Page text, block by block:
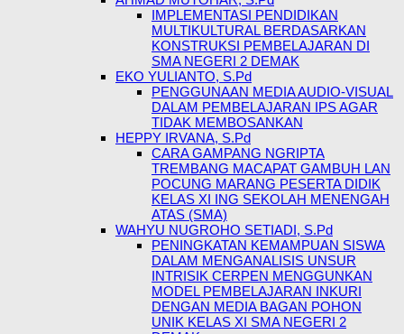
IMPLEMENTASI PENDIDIKAN
MULTIKULTURAL BERDASARKAN
KONSTRUKSI PEMBELAJARAN DI
SMA NEGERI 2 DEMAK
EKO YULIANTO, S.Pd
PENGGUNAAN MEDIA AUDIO-VISUAL
DALAM PEMBELAJARAN IPS AGAR
TIDAK MEMBOSANKAN
HEPPY IRVANA, S.Pd
CARA GAMPANG NGRIPTA
TREMBANG MACAPAT GAMBUH LAN
POCUNG MARANG PESERTA DIDIK
KELAS XI ING SEKOLAH MENENGAH
ATAS (SMA)
WAHYU NUGROHO SETIADI, S.Pd
PENINGKATAN KEMAMPUAN SISWA
DALAM MENGANALISIS UNSUR
INTRISIK CERPEN MENGGUNKAN
MODEL PEMBELAJARAN INKURI
DENGAN MEDIA BAGAN POHON
UNIK KELAS XI SMA NEGERI 2